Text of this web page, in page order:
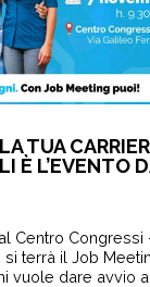
TUA
È L’EVENTO
Centro Congressi
terrà il Job
vuole dare avvio